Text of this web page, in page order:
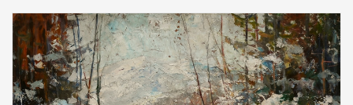
THEMEN
ENTDECKEN